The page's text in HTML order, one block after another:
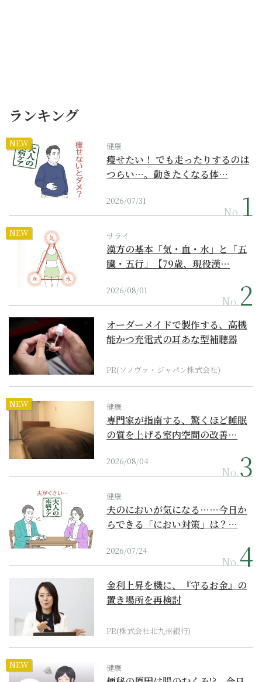
ランキング
NEW 健康
痩せたい！ でも走ったりするのは
つらい…。動きたくなる体…
2026/07/31
No.
NEW サライ
漢方の基本「気・血・水」と「五
臓・五行」【79歳、現役漢…
2026/08/01
No.
オーダーメイドで製作する、高機
能かつ充電式の耳あな型補聴器
PR(ソノヴァ・ジャパン株式会社)
NEW 健康
専門家が指南する、驚くほど睡眠
の質を上げる室内空間の改善…
2026/08/04
No.
健康
夫のにおいが気になる……今日か
らできる「におい対策」は？…
2026/07/24
No.
金利上昇を機に、『守るお金』の
置き場所を再検討
PR(株式会社北九州銀行)
NEW 健康